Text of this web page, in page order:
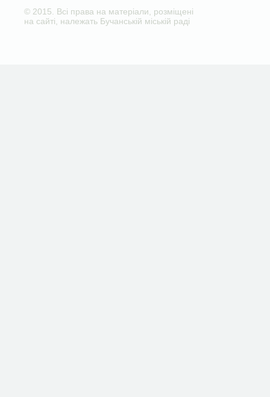
© 2015. Всі права на матеріали, розміщені
на сайті, належать Бучанській міській раді